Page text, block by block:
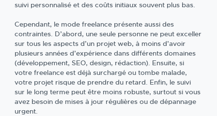
suivi personnalisé et des coûts initiaux souvent plus bas.
Cependant, le mode freelance présente aussi des
contraintes. D’abord, une seule personne ne peut exceller
sur tous les aspects d’un projet web, à moins d’avoir
plusieurs années d’expérience dans différents domaines
(développement, SEO, design, rédaction). Ensuite, si
votre freelance est déjà surchargé ou tombe malade,
votre projet risque de prendre du retard. Enfin, le suivi
sur le long terme peut être moins robuste, surtout si vous
avez besoin de mises à jour régulières ou de dépannage
urgent.